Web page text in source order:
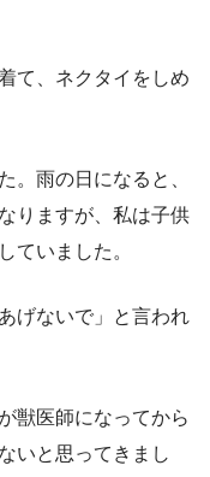
て、ネクタイをしめ
。雨の日になると、
りますが、私は子供
ていました。
げないで」と言われ
獣医師になってから
いと思ってきまし